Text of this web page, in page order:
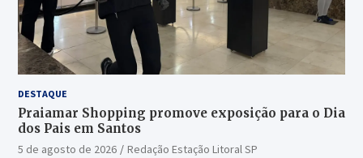
DESTAQUE
Praiamar Shopping promove exposição para o Dia
dos Pais em Santos
5 de agosto de 2026 Redação Estação Litoral SP